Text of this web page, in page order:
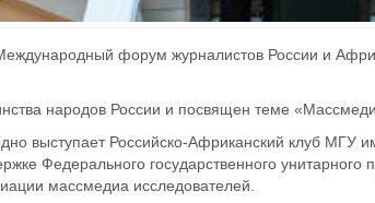
форум журналистов России и
народов России и посвящен теме
выступает Российско-Африканский клуб
Федерального государственного
массмедиа исследователей.